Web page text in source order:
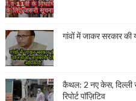
गांवों में जाकर सरकार की
कैथल: 2 नए केस, दिल्ली
रिपोर्ट पॉज़िटिव